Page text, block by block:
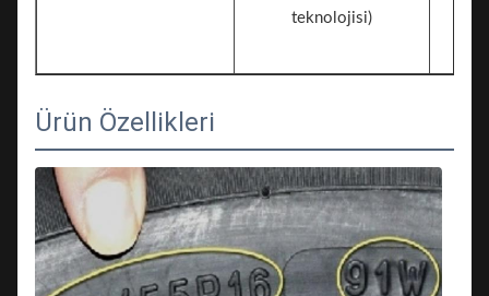
teknolojisi)
Ürün Özellikleri